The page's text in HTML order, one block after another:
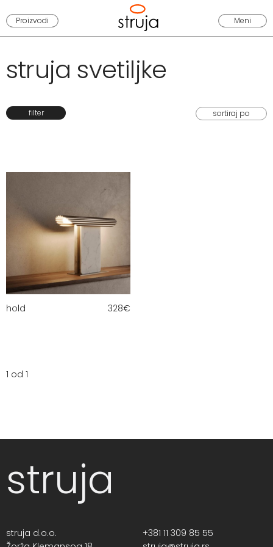
Proizvodi Meni
struja svetiljke
filter
hold 328€
1 od 1
struja
struja d.o.o.
+381 11 309 85 55